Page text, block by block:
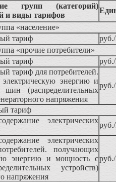
групп (категорий)
и виды тарифов
«население»
тариф
«прочие потребители»
тариф
тариф для потребителей.
энергию и
(распределительных
напряжения
тариф
электрических
электрических
получающих
энергию и мощность с
устройств)
напряжения